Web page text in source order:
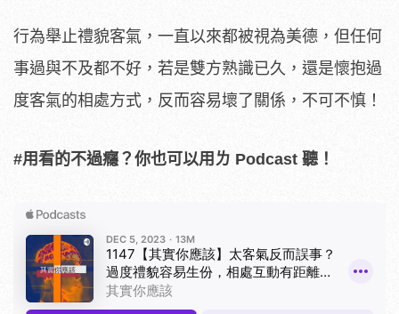
行為舉止禮貌客氣，一直以來都被視為美德，但任何
事過與不及都不好，若是雙方熟識已久，還是懷抱過
度客氣的相處方式，反而容易壞了關係，不可不慎！
#用看的不過癮？你也可以用ㄌ Podcast 聽！